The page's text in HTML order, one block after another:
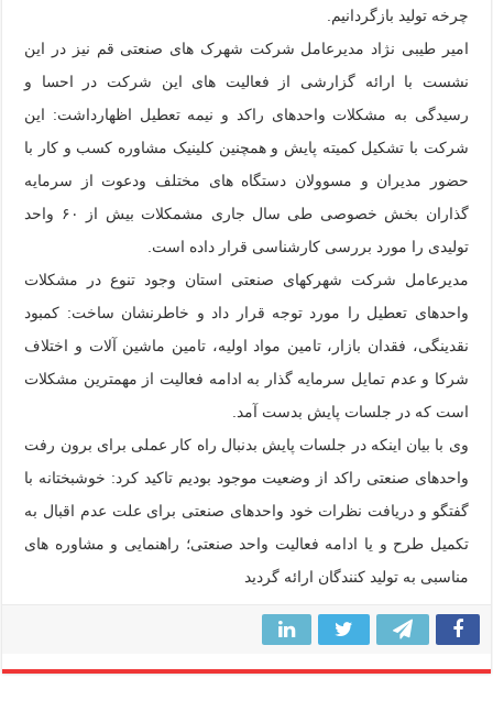
چرخه تولید بازگردانیم.
امیر طیبی نژاد مدیرعامل شرکت شهرک های صنعتی قم نیز در این
نشست با ارائه گزارشی از فعالیت های این شرکت در احسا و
رسیدگی به مشکلات واحدهای راکد و نیمه تعطیل اظهارداشت: این
شرکت با تشکیل کمیته پایش و همچنین کلینیک مشاوره کسب و کار با
حضور مدیران و مسوولان دستگاه های مختلف ودعوت از سرمایه
گذاران بخش خصوصی طی سال جاری مشمکلات بیش از ۶۰ واحد
تولیدی را مورد بررسی کارشناسی قرار داده است.
مدیرعامل شرکت شهرکهای صنعتی استان وجود تنوع در مشکلات
واحدهای تعطیل را مورد توجه قرار داد و خاطرنشان ساخت: کمبود
نقدینگی، فقدان بازار، تامین مواد اولیه، تامین ماشین آلات و اختلاف
شرکا و عدم تمایل سرمایه گذار به ادامه فعالیت از مهمترین مشکلات
است که در جلسات پایش بدست آمد.
وی با بیان اینکه در جلسات پایش بدنبال راه کار عملی برای برون رفت
واحدهای صنعتی راکد از وضعیت موجود بودیم تاکید کرد: خوشبختانه با
گفتگو و دریافت نظرات خود واحدهای صنعتی برای علت عدم اقبال به
تکمیل طرح و یا ادامه فعالیت واحد صنعتی؛ راهنمایی و مشاوره های
مناسبی به تولید کنندگان ارائه گردید